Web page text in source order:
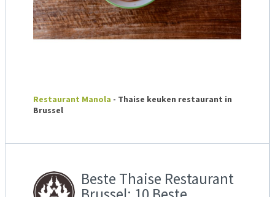
Restaurant Manola - Thaise keuken restaurant in
Brussel
Beste Thaise Restaurant